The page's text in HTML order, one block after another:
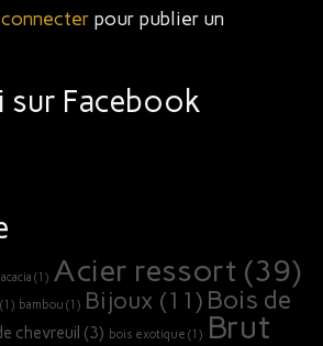
pour publier un
sur Facebook
acacia (1) Acier ressort (39)
(1) bambou (1) Bijoux (11) Bois de
chevreuil (3) bois exotique (1) Brut